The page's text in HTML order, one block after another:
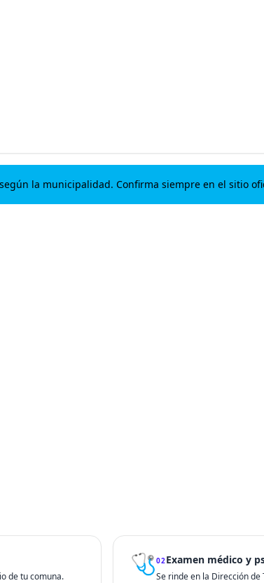
la municipalidad. Confirma siempre en el sitio
de tu comuna. 🩺02Examen médico y
Se rinde en la Dirección